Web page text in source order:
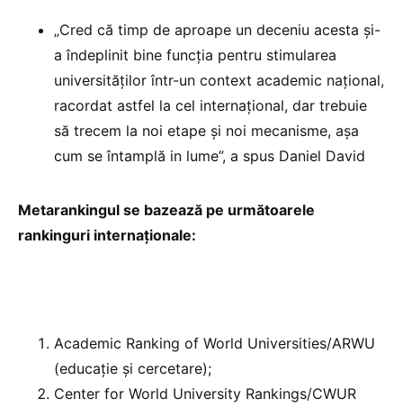
„Cred că timp de aproape un deceniu acesta și-
a îndeplinit bine funcția pentru stimularea
universităților într-un context academic național,
racordat astfel la cel internațional, dar trebuie
să trecem la noi etape și noi mecanisme, așa
cum se întamplă in lume”, a spus Daniel David
Metarankingul se bazează pe următoarele
rankinguri internaționale:
Academic Ranking of World Universities/ARWU
(educație și cercetare);
Center for World University Rankings/CWUR